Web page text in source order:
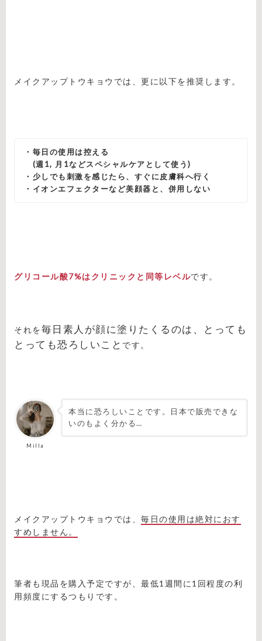
メイクアップトウキョウでは、更に以下を推奨します。
・毎日の使用は控える
(週1, 月1などスペシャルケアとして使う)
・少しでも刺激を感じたら、すぐに皮膚科へ行く
・イオンエフェクターなど美顔器と、併用しない
グリコール酸7%はクリニックと同等レベルです。
それを毎日素人が顔に塗りたくるのは、とっても
とっても恐ろしいこと です。
Milla
本当に恐ろしいことです。日本で販売できな
いのもよく分かる…
メイクアップトウキョウでは、 毎日の使用は絶対におす
すめしません。
筆者も現品を購入予定ですが、最低1週間に1回程度の利
用頻度にするつもりです。